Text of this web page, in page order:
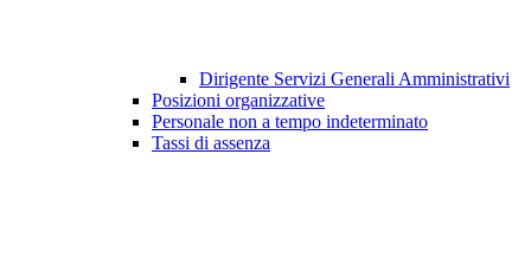
Dirigente Servizi Generali Amministrativi
Posizioni organizzative
Personale non a tempo indeterminato
Tassi di assenza